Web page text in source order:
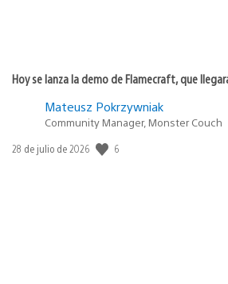
Hoy se lanza la demo de Flamecraft, que
Mateusz Pokrzywniak
Community Manager, Monster Couch
Fecha
28 de julio de 2026 6